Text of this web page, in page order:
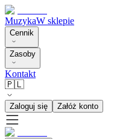
MuzykaW sklepie
Cennik
Zasoby
Kontakt
🇵🇱
Zaloguj się Załóż konto